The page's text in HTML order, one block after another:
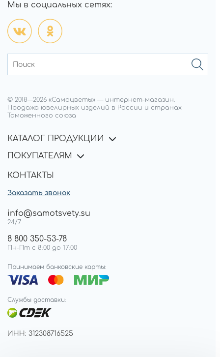
Мы в социальных сетях:
© 2018—2026 «Самоцветы» — интернет-магазин.
Продажа ювелирных изделий в России и странах
Таможенного союза
КАТАЛОГ ПРОДУКЦИИ
ПОКУПАТЕЛЯМ
КОНТАКТЫ
Заказать звонок
info@samotsvety.su
24/7
8 800 350-53-78
Пн-Пт с 8:00 до 17:00
Принимаем банковские карты:
Службы доставки:
ИНН: 312308716525